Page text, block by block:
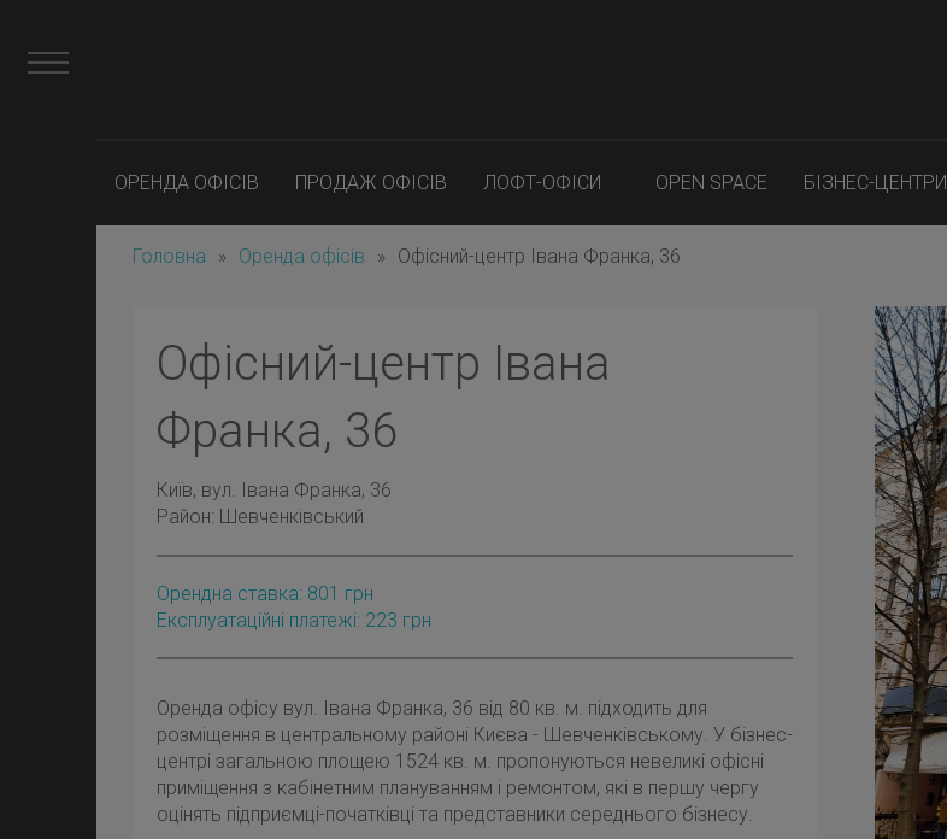
ОРЕНДА ОФІСІВ ПРОДАЖ ОФІСІВ ЛОФТ-ОФІСИ OPEN SPACE БІЗНЕС-ЦЕНТРИ
Головна » Оренда офісів » Офісний-центр Івана Франка, 36
Офісний-центр Івана
Франка, 36
Київ, вул. Івана Франка, 36
Район: Шевченківський
Орендна ставка: 801 грн
Експлуатаційні платежі: 223 грн
Оренда офісу вул. Івана Франка, 36 від 80 кв. м. підходить для
розміщення в центральному районі Києва - Шевченківському. У бізнес-
центрі загальною площею 1524 кв. м. пропонуються невеликі офісні
приміщення з кабінетним плануванням і ремонтом, які в першу чергу
оцінять підприємці-початківці та представники середнього бізнесу.